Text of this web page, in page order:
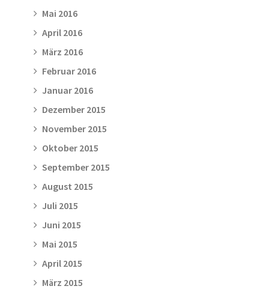
Mai 2016
April 2016
März 2016
Februar 2016
Januar 2016
Dezember 2015
November 2015
Oktober 2015
September 2015
August 2015
Juli 2015
Juni 2015
Mai 2015
April 2015
März 2015